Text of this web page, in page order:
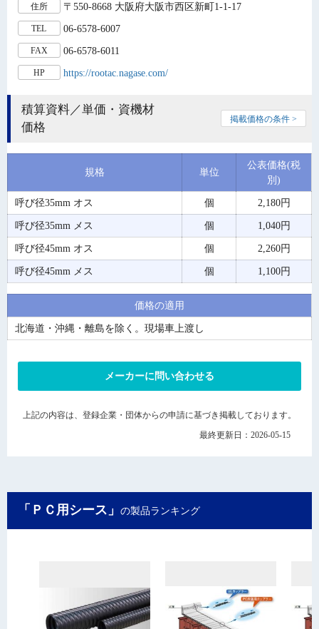
住所 〒550-8668 大阪府大阪市西区新町1-1-17
TEL 06-6578-6007
FAX 06-6578-6011
HP https://rootac.nagase.com/
積算資料／単価・資機材
価格
掲載価格の条件 >
規格 単位
公表価格(税
別)
呼び径35mm オス
個
2,180円
呼び径35mm メス
個
1,040円
呼び径45mm オス
個
2,260円
呼び径45mm メス
個 1,100円
価格の適用
北海道・沖縄・離島を除く。現場車上渡し
メーカーに問い合わせる
上記の内容は、登録企業・団体からの申請に基づき掲載しております。
最終更新日：2026-05-15
「ＰＣ用シース」 の製品ランキング